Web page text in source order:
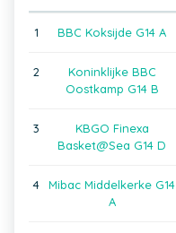
1 BBC Koksijde G14 A
2
Koninklijke BBC
Oostkamp G14 B
3
KBGO Finexa
Basket@Sea G14 D
4
Mibac Middelkerke G14
A